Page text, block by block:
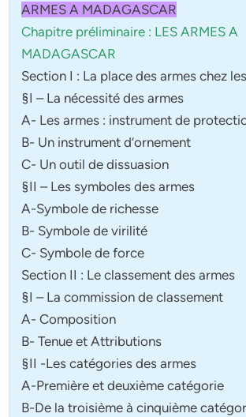
ARMES A MADAGASCAR
Chapitre préliminaire : LES ARMES A
MADAGASCAR
Section I : La place des armes chez
§I – La nécessité des armes
A- Les armes : instrument de
B- Un instrument d’ornement
C- Un outil de dissuasion
§II – Les symboles des armes
A-Symbole de richesse
B- Symbole de virilité
C- Symbole de force
Section II : Le classement des armes
§I – La commission de classement
A- Composition
B- Tenue et Attributions
§II -Les catégories des armes
A-Première et deuxième catégorie
B-De la troisième à cinquième